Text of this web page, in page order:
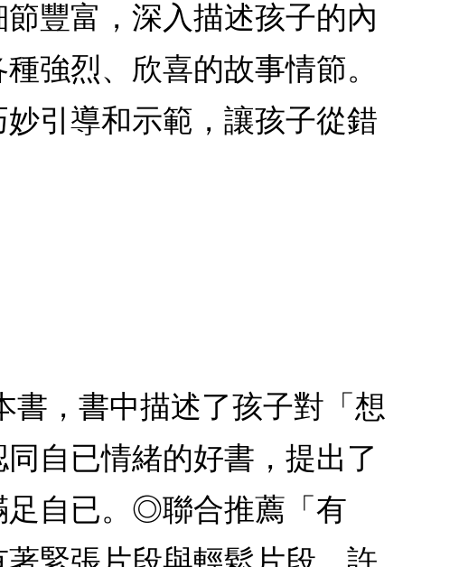
豐富，深入描述孩子的內
強烈、欣喜的故事情節。
引導和示範，讓孩子從錯
書，書中描述了孩子對「想
自已情緒的好書，提出了
足自已。◎聯合推薦「有